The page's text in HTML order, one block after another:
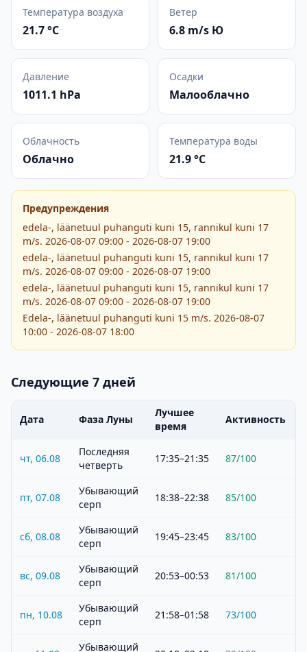
Температура воздуха
21.7 °C
Ветер
6.8 m/s Ю
Давление
1011.1 hPa
Осадки
Малооблачно
Облачность
Облачно
Температура воды
21.9 °C
Предупреждения
edela-, läänetuul puhanguti kuni 15, rannikul kuni 17
m/s. 2026-08-07 09:00 - 2026-08-07 19:00
edela-, läänetuul puhanguti kuni 15, rannikul kuni 17
m/s. 2026-08-07 09:00 - 2026-08-07 19:00
edela-, läänetuul puhanguti kuni 15, rannikul kuni 17
m/s. 2026-08-07 09:00 - 2026-08-07 19:00
Edela-, läänetuul puhanguti kuni 15 m/s. 2026-08-07
10:00 - 2026-08-07 18:00
Следующие 7 дней
Дата Фаза Луны
Лучшее
время
Активность
чт, 06.08
Последняя
четверть
17:35–21:35 87/100
пт, 07.08
Убывающий
серп
18:38–22:38 85/100
сб, 08.08
Убывающий
серп
19:45–23:45 83/100
вс, 09.08
Убывающий
серп
20:53–00:53 81/100
пн, 10.08
Убывающий
серп
21:58–01:58 73/100
Убывающий